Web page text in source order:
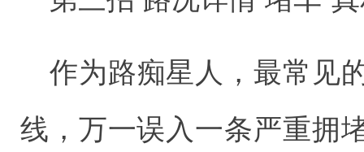
作为路痴星人，最常见
线，万一误入一条严重拥